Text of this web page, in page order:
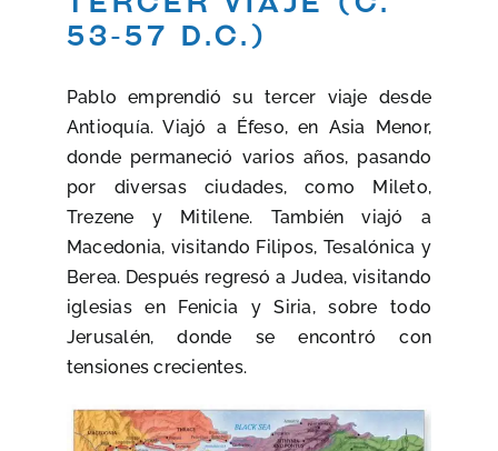
53-57 d.C.)
Pablo emprendió su tercer viaje desde
Antioquía. Viajó a Éfeso, en Asia Menor,
donde permaneció varios años, pasando
por diversas ciudades, como Mileto,
Trezene y Mitilene. También viajó a
Macedonia, visitando Filipos, Tesalónica y
Berea. Después regresó a Judea, visitando
iglesias en Fenicia y Siria, sobre todo
Jerusalén, donde se encontró con
tensiones crecientes.